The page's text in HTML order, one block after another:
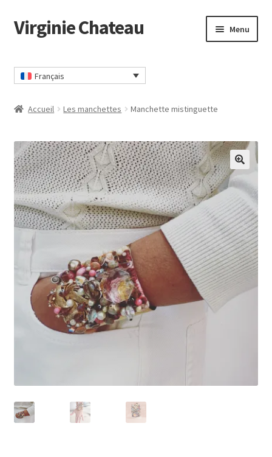
Passer
à
navigation
Passer
au
Virginie Chateau Menu
Contact
Mon compte
Panier
Politique Confidentialité
Virginie Chateau
Français
Accueil Les manchettes Manchette mistinguette